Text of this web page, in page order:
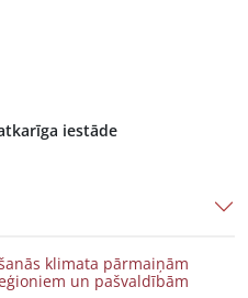
iestāde
klimata pārmaiņām
un pašvaldībām